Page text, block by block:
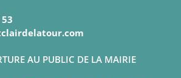
AU PUBLIC DE LA MAIRIE